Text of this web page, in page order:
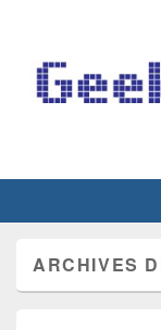
ARCHIVES